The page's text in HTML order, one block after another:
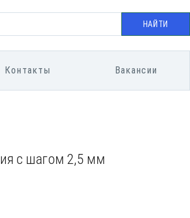
НАЙТИ
Контакты Вакансии
с шагом 2,5 мм